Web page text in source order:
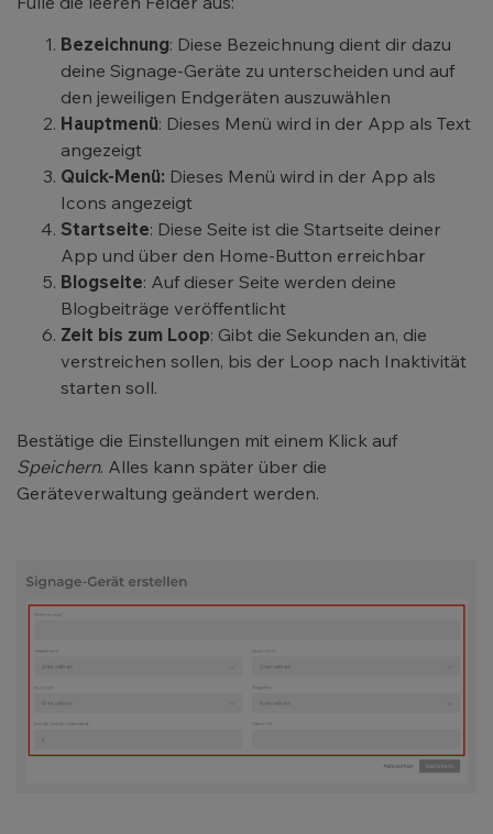
Bezeichnung: Diese Bezeichnung dient dir dazu
deine Signage-Geräte zu unterscheiden und auf
den jeweiligen Endgeräten auszuwählen
Hauptmenü: Dieses Menü wird in der App als Text
angezeigt
Quick-Menü: Dieses Menü wird in der App als
Icons angezeigt
Startseite: Diese Seite ist die Startseite deiner
App und über den Home-Button erreichbar
Blogseite: Auf dieser Seite werden deine
Blogbeiträge veröffentlicht
Zeit bis zum Loop: Gibt die Sekunden an, die
verstreichen sollen, bis der Loop nach Inaktivität
starten soll.
Bestätige die Einstellungen mit einem Klick auf
Speichern. Alles kann später über die
Geräteverwaltung geändert werden.